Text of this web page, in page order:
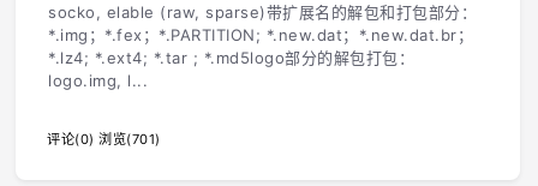
socko, elable (raw, sparse)带扩展名的解包和打包部分：
*.img；*.fex；*.PARTITION; *.new.dat；*.new.dat.br；
*.lz4; *.ext4; *.tar ; *.md5logo部分的解包打包：
logo.img, l...
评论(0) 浏览(701)